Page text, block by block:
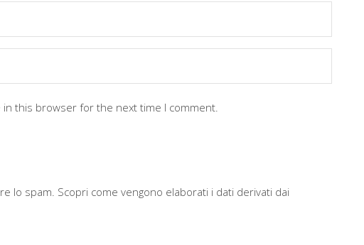
in this browser for the next time I comment.
lo spam. Scopri come vengono elaborati i dati derivati dai